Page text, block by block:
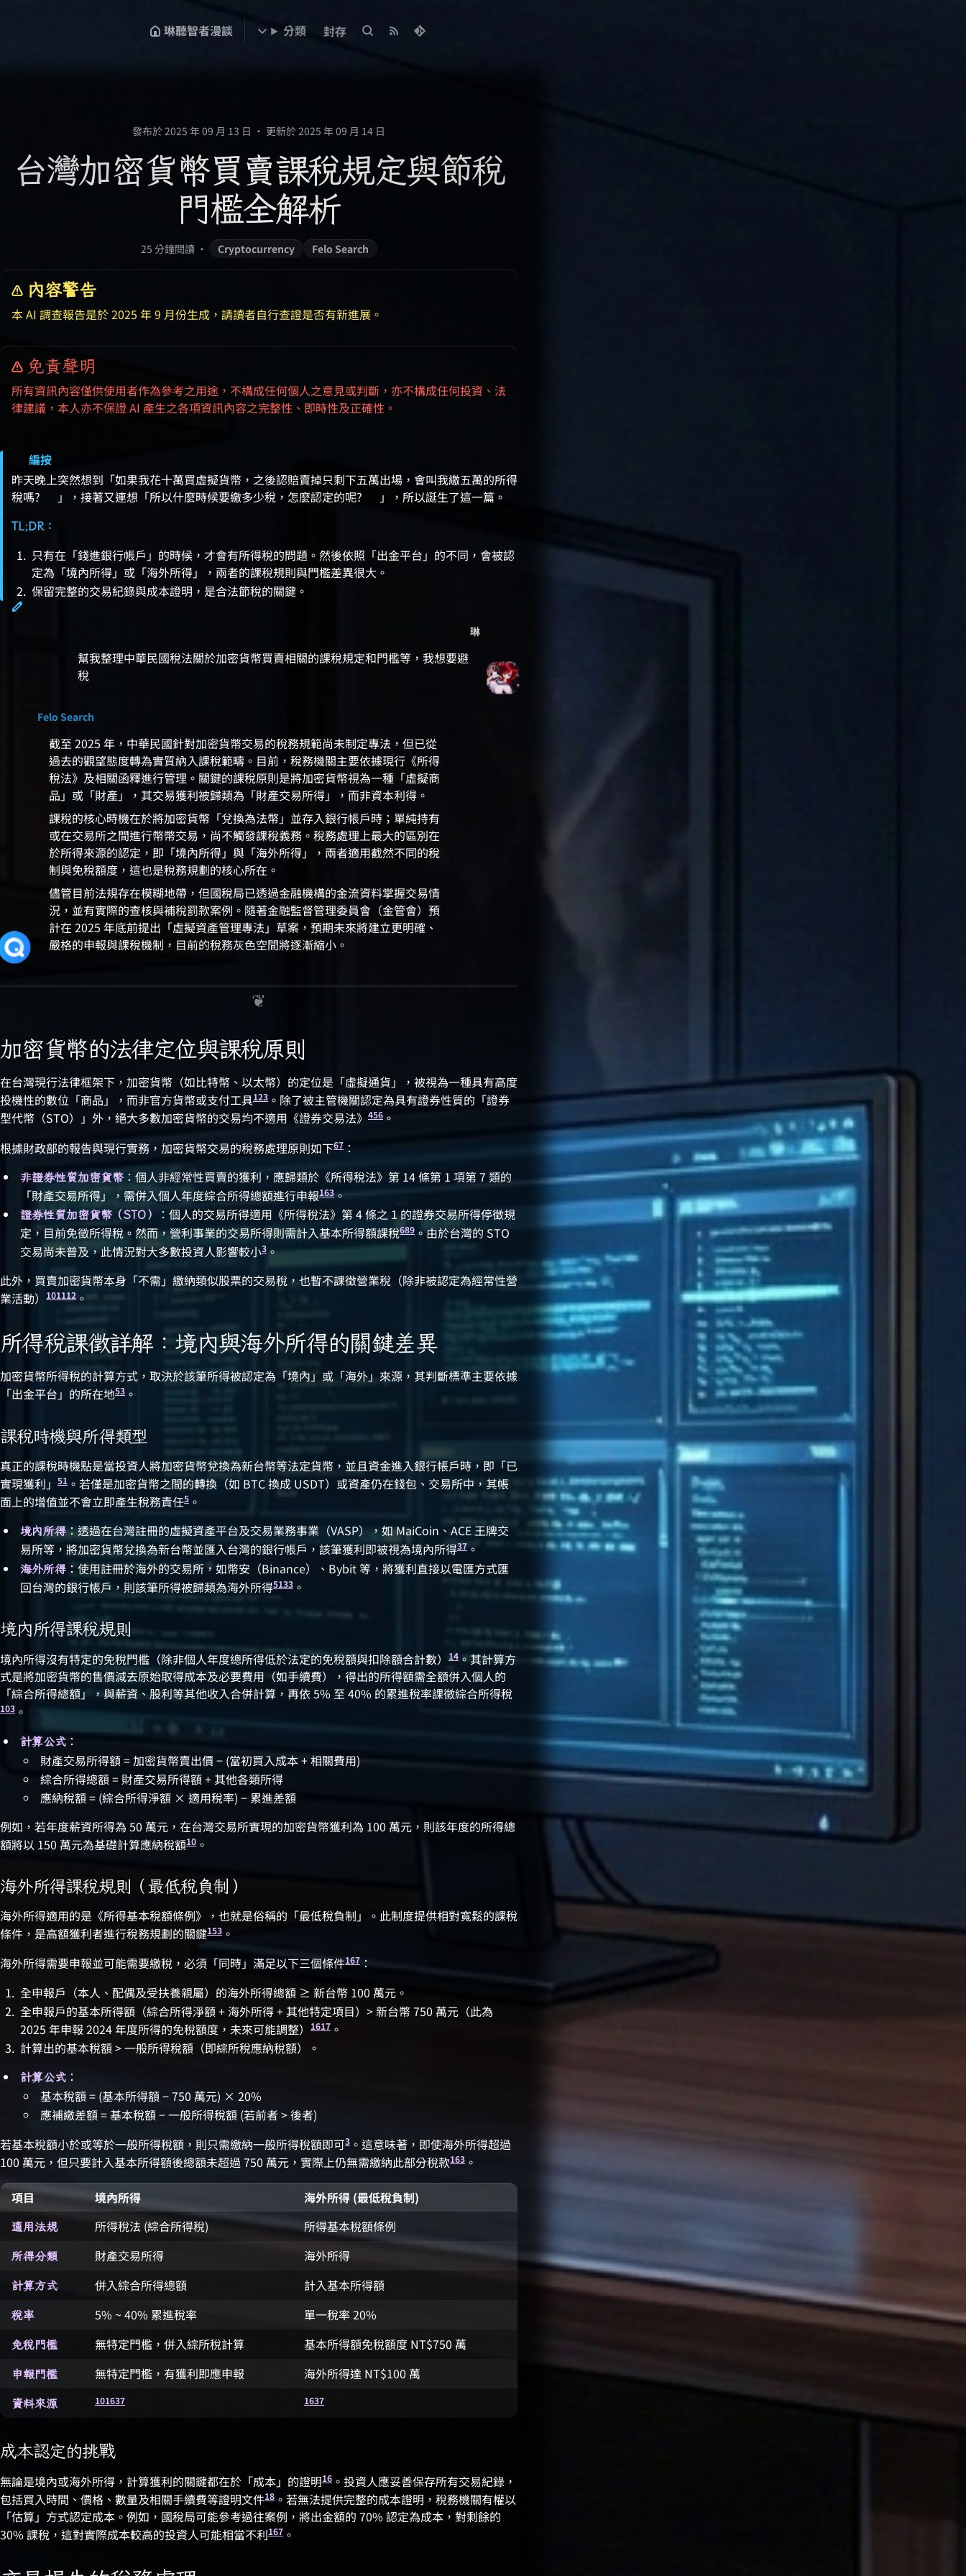
琳聽智者漫談 分類 封存
發布於 2025 年 09 月 13 日 • 更新於 2025 年 09 月 14 日
台灣加密貨幣買賣課稅規定與節稅
門檻全解析
25 分鐘閱讀• Cryptocurrency Felo Search
內容警告
本 AI 調查報告是於 2025 年 9 月份生成，請讀者自行查證是否有新進展。
免責聲明
所有資訊內容僅供使用者作為參考之用途，不構成任何個人之意見或判斷，亦不構成任何投資、法
律建議，本人亦不保證 AI 產生之各項資訊內容之完整性、即時性及正確性。
昨天晚上突然想到「如果我花十萬買虛擬貨幣，之後認賠賣掉只剩下五萬出場，會叫我繳五萬的所得
稅嗎? 🤔」，接著又連想「所以什麼時候要繳多少稅，怎麼認定的呢? 🤔」，所以誕生了這一篇。
TL;DR：
只有在「錢進銀行帳戶」的時候，才會有所得稅的問題。然後依照「出金平台」的不同，會被認
定為「境內所得」或「海外所得」，兩者的課稅規則與門檻差異很大。
保留完整的交易紀錄與成本證明，是合法節稅的關鍵。
琳
幫我整理中華民國稅法關於加密貨幣買賣相關的課稅規定和門檻等，我想要避
稅
Felo Search
截至 2025 年，中華民國針對加密貨幣交易的稅務規範尚未制定專法，但已從
過去的觀望態度轉為實質納入課稅範疇。目前，稅務機關主要依據現行《所得
稅法》及相關函釋進行管理。關鍵的課稅原則是將加密貨幣視為一種「虛擬商
品」或「財產」，其交易獲利被歸類為「財產交易所得」，而非資本利得。
課稅的核心時機在於將加密貨幣「兌換為法幣」並存入銀行帳戶時；單純持有
或在交易所之間進行幣幣交易，尚不觸發課稅義務。稅務處理上最大的區別在
於所得來源的認定，即「境內所得」與「海外所得」，兩者適用截然不同的稅
制與免稅額度，這也是稅務規劃的核心所在。
儘管目前法規存在模糊地帶，但國稅局已透過金融機構的金流資料掌握交易情
況，並有實際的查核與補稅罰款案例。隨著金融監督管理委員會（金管會）預
計在 2025 年底前提出「虛擬資產管理專法」草案，預期未來將建立更明確、
嚴格的申報與課稅機制，目前的稅務灰色空間將逐漸縮小。
加密貨幣的法律定位與課稅原則
在台灣現行法律框架下，加密貨幣（如比特幣、以太幣）的定位是「虛擬通貨」，被視為一種具有高度
投機性的數位「商品」，而非官方貨幣或支付工具123 。除了被主管機關認定為具有證券性質的「證券
型代幣（STO）」外，絕大多數加密貨幣的交易均不適用《證券交易法》 456 。
根據財政部的報告與現行實務，加密貨幣交易的稅務處理原則如下67 ：
非證券性質加密貨幣 ：個人非經常性買賣的獲利，應歸類於《所得稅法》第 14 條第 1 項第 7 類的
「財產交易所得」，需併入個人年度綜合所得總額進行申報163 。
證券性質加密貨幣（STO）
：個人的交易所得適用《所得稅法》第 4 條之 1 的證券交易所得停徵規
定，目前免徵所得稅。然而，營利事業的交易所得則需計入基本所得額課稅689 。由於台灣的 STO
交易尚未普及，此情況對大多數投資人影響較小3。
此外，買賣加密貨幣本身「不需」繳納類似股票的交易稅，也暫不課徵營業稅（除非被認定為經常性營
業活動）
101112 。
所得稅課徵詳解：境內與海外所得的關鍵差異
加密貨幣所得稅的計算方式，取決於該筆所得被認定為「境內」或「海外」來源，其判斷標準主要依據
「出金平台」的所在地53 。
課稅時機與所得類型
真正的課稅時機點是當投資人將加密貨幣兌換為新台幣等法定貨幣，並且資金進入銀行帳戶時，即「已
實現獲利」 51 。若僅是加密貨幣之間的轉換（如 BTC 換成 USDT）或資產仍在錢包、交易所中，其帳
面上的增值並不會立即產生稅務責任5 。
境內所得：透過在台灣註冊的虛擬資產平台及交易業務事業（VASP），如 MaiCoin、ACE 王牌交
易所等，將加密貨幣兌換為新台幣並匯入台灣的銀行帳戶，該筆獲利即被視為境內所得37 。
海外所得 ：使用註冊於海外的交易所，如幣安（Binance）、Bybit 等，將獲利直接以電匯方式匯
回台灣的銀行帳戶，則該筆所得被歸類為海外所得5133 。
境內所得課稅規則
境內所得沒有特定的免稅門檻（除非個人年度總所得低於法定的免稅額與扣除額合計數） 14 。其計算方
式是將加密貨幣的售價減去原始取得成本及必要費用（如手續費），得出的所得額需全額併入個人的
「綜合所得總額」，與薪資、股利等其他收入合併計算，再依 5% 至 40% 的累進稅率課徵綜合所得稅
103 。
計算公式 ：
財產交易所得額 = 加密貨幣賣出價 − (當初買入成本 + 相關費用)
綜合所得總額 = 財產交易所得額 + 其他各類所得
應納稅額 = (綜合所得淨額 × 適用稅率) − 累進差額
例如，若年度薪資所得為 50 萬元，在台灣交易所實現的加密貨幣獲利為 100 萬元，則該年度的所得總
額將以 150 萬元為基礎計算應納稅額10 。
海外所得課稅規則（最低稅負制）
海外所得適用的是《所得基本稅額條例》，也就是俗稱的「最低稅負制」。此制度提供相對寬鬆的課稅
條件，是高額獲利者進行稅務規劃的關鍵153 。
海外所得需要申報並可能需要繳稅，必須「同時」滿足以下三個條件167 ：
全申報戶（本人、配偶及受扶養親屬）的海外所得總額 ≥ 新台幣 100 萬元。
全申報戶的基本所得額（綜合所得淨額 + 海外所得 + 其他特定項目）> 新台幣 750 萬元（此為
2025 年申報 2024 年度所得的免稅額度，未來可能調整）
1617 。
計算出的基本稅額 > 一般所得稅額（即綜所稅應納稅額）。
計算公式 ：
基本稅額 = (基本所得額 − 750 萬元) × 20%
應補繳差額 = 基本稅額 − 一般所得稅額 (若前者 > 後者)
若基本稅額小於或等於一般所得稅額，則只需繳納一般所得稅額即可3 。這意味著，即使海外所得超過
100 萬元，但只要計入基本所得額後總額未超過 750 萬元，實際上仍無需繳納此部分稅款163 。
項目
境內所得 海外所得 (最低稅負制)
適用法規 所得稅法 (綜合所得稅) 所得基本稅額條例
所得分類 財產交易所得 海外所得
計算方式 併入綜合所得總額 計入基本所得額
稅率 5% ~ 40% 累進稅率 單一稅率 20%
免稅門檻 無特定門檻，併入綜所稅計算 基本所得額免稅額度 NT$750 萬
申報門檻 無特定門檻，有獲利即應申報 海外所得達 NT$100 萬
資料來源 101637 1637
成本認定的挑戰
無論是境內或海外所得，計算獲利的關鍵都在於「成本」的證明16 。投資人應妥善保存所有交易紀錄，
包括買入時間、價格、數量及相關手續費等證明文件18 。若無法提供完整的成本證明，稅務機關有權以
「估算」方式認定成本。例如，國稅局可能參考過往案例，將出金額的 70% 認定為成本，對剩餘的
30% 課稅，這對實際成本較高的投資人可能相當不利167 。